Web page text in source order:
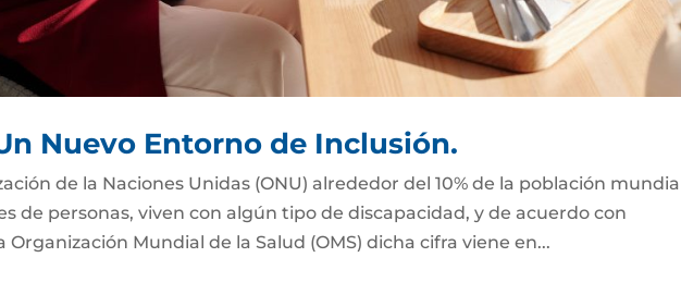
Nuevo Entorno de Inclusión.
de la Naciones Unidas (ONU) alrededor del 10% de la población
de personas, viven con algún tipo de discapacidad, y de acuerdo con
Mundial de la Salud (OMS) dicha cifra viene en...